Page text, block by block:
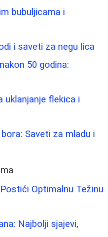
bubuljicama i
i saveti za negu lica
50 godina:
uklanjanje flekica i
Saveti za mladu i
Optimalnu Težinu
Najbolji sjajevi,